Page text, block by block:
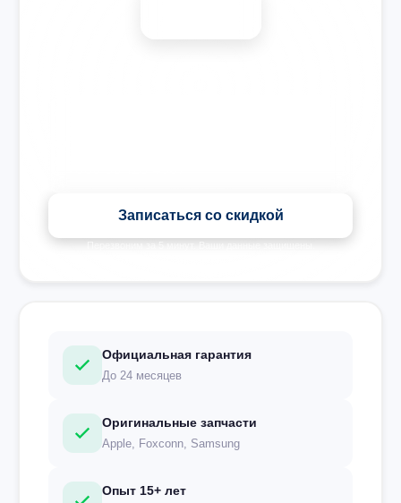
Записаться со скидкой
Перезвоним за 5 минут. Ваши данные защищены.
Официальная гарантия
До 24 месяцев
Оригинальные запчасти
Apple, Foxconn, Samsung
Опыт 15+ лет